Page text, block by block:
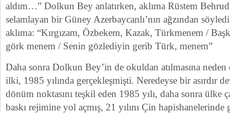
aldım…” Dolkun Bey anlatırken, aklıma Rüstem
selamlayan bir Güney Azerbaycanlı’nın ağzından
aklıma: “Kırgızam, Özbekem, Kazak, Türkmenem /
görk menem / Senin gözlediyin gerib Türk, menem”
Daha sonra Dolkun Bey’in de okuldan atılmasına
ilki, 1985 yılında gerçekleşmişti. Neredeyse bir asırdır
dönüm noktasını teşkil eden 1985 yılı, daha sonra ülke
baskı rejimine yol açmış, 21 yılını Çin hapishanelerinde